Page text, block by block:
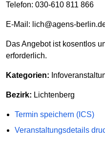
Telefon: 030-610 811 866
E-Mail: lich@agens-
Das Angebot ist kosentlos
erforderlich.
Kategorien:
Bezirk: Lichtenberg
Termin speichern (ICS)
Veranstaltungsdetails